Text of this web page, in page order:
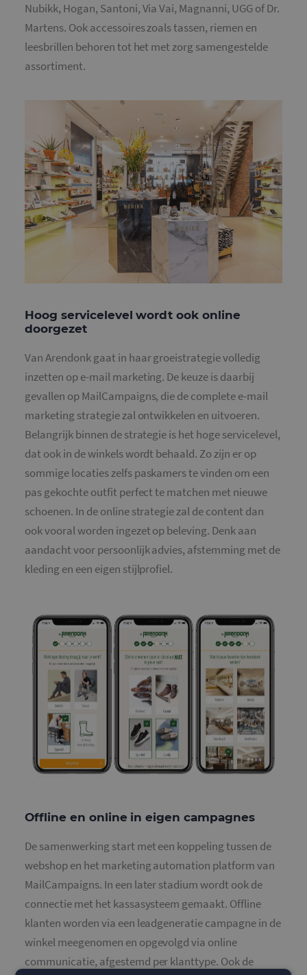
Nubikk, Hogan, Santoni, Via Vai, Magnanni, UGG of Dr.
Martens. Ook accessoires zoals tassen, riemen en
leesbrillen behoren tot het met zorg samengestelde
assortiment.
Hoog servicelevel wordt ook online
doorgezet
Van Arendonk gaat in haar groeistrategie volledig
inzetten op e-mail marketing. De keuze is daarbij
gevallen op MailCampaigns, die de complete e-mail
marketing strategie zal ontwikkelen en uitvoeren.
Belangrijk binnen de strategie is het hoge servicelevel,
dat ook in de winkels wordt behaald. Zo zijn er op
sommige locaties zelfs paskamers te vinden om een
pas gekochte outfit perfect te matchen met nieuwe
schoenen. In de online strategie zal de content dan
ook vooral worden ingezet op beleving. Denk aan
aandacht voor persoonlijk advies, afstemming met de
kleding en een eigen stijlprofiel.
Offline en online in eigen campagnes
De samenwerking start met een koppeling tussen de
webshop en het marketing automation platform van
MailCampaigns. In een later stadium wordt ook de
connectie met het kassasysteem gemaakt. Offline
klanten worden via een leadgeneratie campagne in de
winkel meegenomen en opgevolgd via online
communicatie, afgestemd per klanttype. Ook de